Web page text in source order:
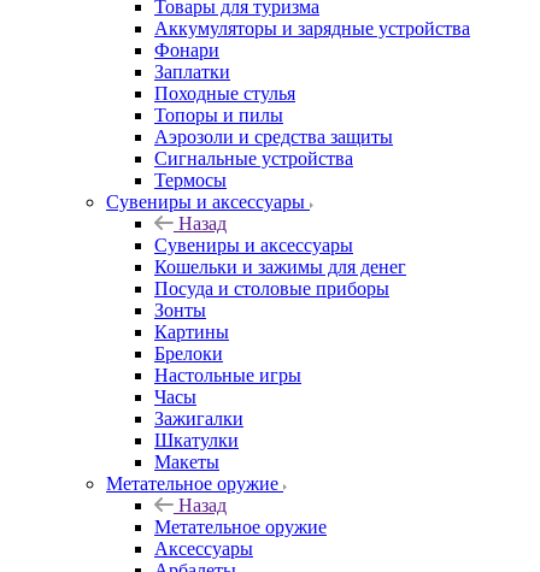
Товары для туризма
Аккумуляторы и зарядные устройства
Фонари
Заплатки
Походные стулья
Топоры и пилы
Аэрозоли и средства защиты
Сигнальные устройства
Термосы
Сувениры и аксессуары
Назад
Сувениры и аксессуары
Кошельки и зажимы для денег
Посуда и столовые приборы
Зонты
Картины
Брелоки
Настольные игры
Часы
Зажигалки
Шкатулки
Макеты
Метательное оружие
Назад
Метательное оружие
Аксессуары